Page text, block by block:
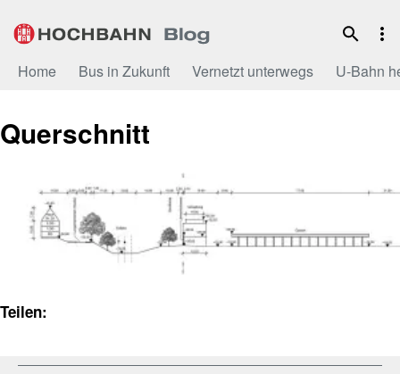
Inhalt
Home Bus in Zukunft Vernetzt unterwegs U-Bahn
Querschnitt
Teilen: